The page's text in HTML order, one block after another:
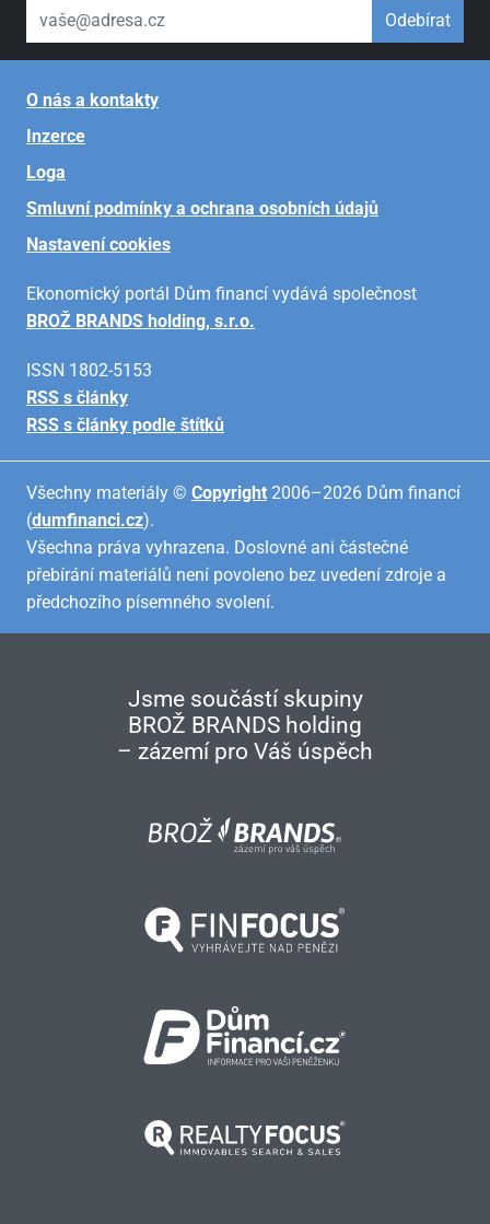
váš email Odebírat
O nás a kontakty
Inzerce
Loga
Smluvní podmínky a ochrana osobních údajů
Nastavení cookies
Ekonomický portál Dům financí vydává společnost
BROŽ BRANDS holding, s.r.o.
ISSN 1802-5153
RSS s články
RSS s články podle štítků
Všechny materiály © Copyright 2006–2026 Dům financí
(dumfinanci.cz).
Všechna práva vyhrazena. Doslovné ani částečné
přebírání materiálů není povoleno bez uvedení zdroje a
předchozího písemného svolení.
Jsme součástí skupiny
BROŽ BRANDS holding
– zázemí pro Váš úspěch